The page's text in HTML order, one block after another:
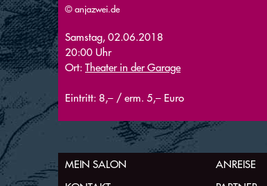
© anjazwei.de
Samstag, 02.06.2018
20:00 Uhr
Ort: Theater in der Garage
Eintritt: 8,– / erm. 5,– Euro
MEIN SALON ANREISE